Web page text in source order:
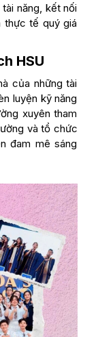
năng, kết nối
thực tế quý giá
HSU
của những tài
luyện kỹ năng
xuyên tham
và tổ chức
đam mê sáng